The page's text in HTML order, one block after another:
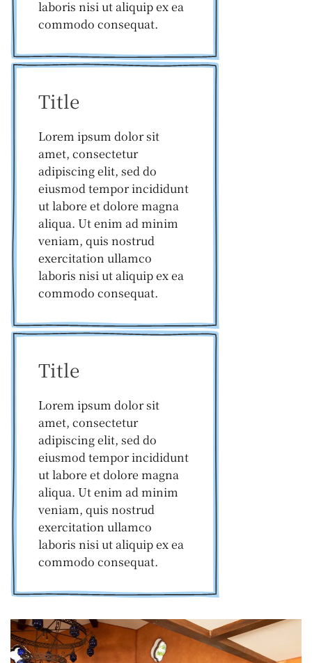
laboris nisi ut aliquip ex ea
commodo consequat.
Title
Lorem ipsum dolor sit
amet, consectetur
adipiscing elit, sed do
eiusmod tempor incididunt
ut labore et dolore magna
aliqua. Ut enim ad minim
veniam, quis nostrud
exercitation ullamco
laboris nisi ut aliquip ex ea
commodo consequat.
Title
Lorem ipsum dolor sit
amet, consectetur
adipiscing elit, sed do
eiusmod tempor incididunt
ut labore et dolore magna
aliqua. Ut enim ad minim
veniam, quis nostrud
exercitation ullamco
laboris nisi ut aliquip ex ea
commodo consequat.